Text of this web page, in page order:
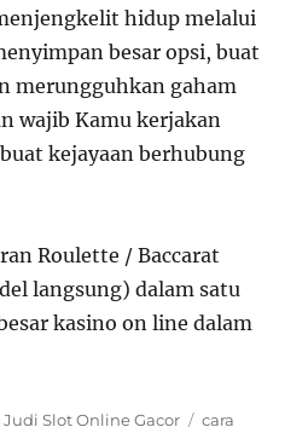
hidup melalui
besar opsi, buat
merungguhkan gaham
wajib Kamu kerjakan
kejayaan berhubung
Roulette / Baccarat
langsung) dalam satu
kasino on line dalam
Judi Slot Online Gacor Tags
cara